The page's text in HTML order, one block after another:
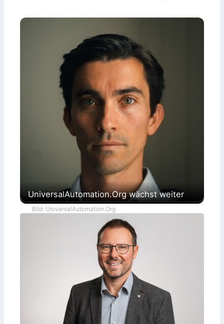
UniversalAutomation.Org wächst weiter
Bild: UniversalAutomation.Org